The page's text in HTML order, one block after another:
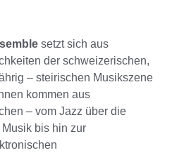
setzt sich aus
der schweizerischen,
– steirischen Musikszene
kommen aus
– vom Jazz über die
bis hin zur